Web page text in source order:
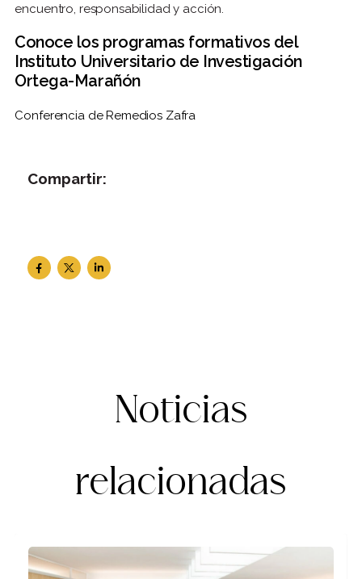
encuentro, responsabilidad y acción.
Conoce los programas formativos del
Instituto Universitario de Investigación
Ortega-Marañón
Conferencia de Remedios Zafra
Compartir:
Noticias
relacionadas